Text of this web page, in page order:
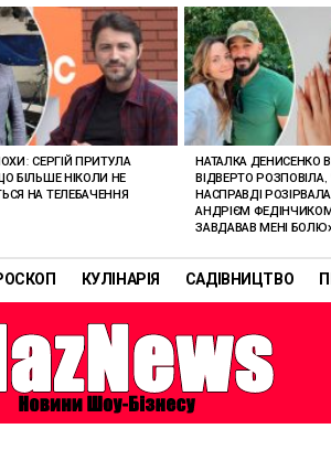
КУЛІНАРІЯ САДІВНИЦТВО
СЕРГІЙ ПРИТУЛА
БІЛЬШЕ НІКОЛИ НЕ
НА ТЕЛЕБАЧЕННЯ
НАТАЛКА ДЕНИСЕНКО
ВІДВЕРТО
НАСПРАВДІ
АНДРІЄМ
ЗАВДАВАВ МЕНІ БОЛЮ»